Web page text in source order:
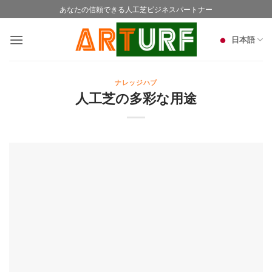
to
content
あなたの信頼できる人工芝ビジネスパートナー
日本語
ナレッジハブ
人工芝の多彩な用途